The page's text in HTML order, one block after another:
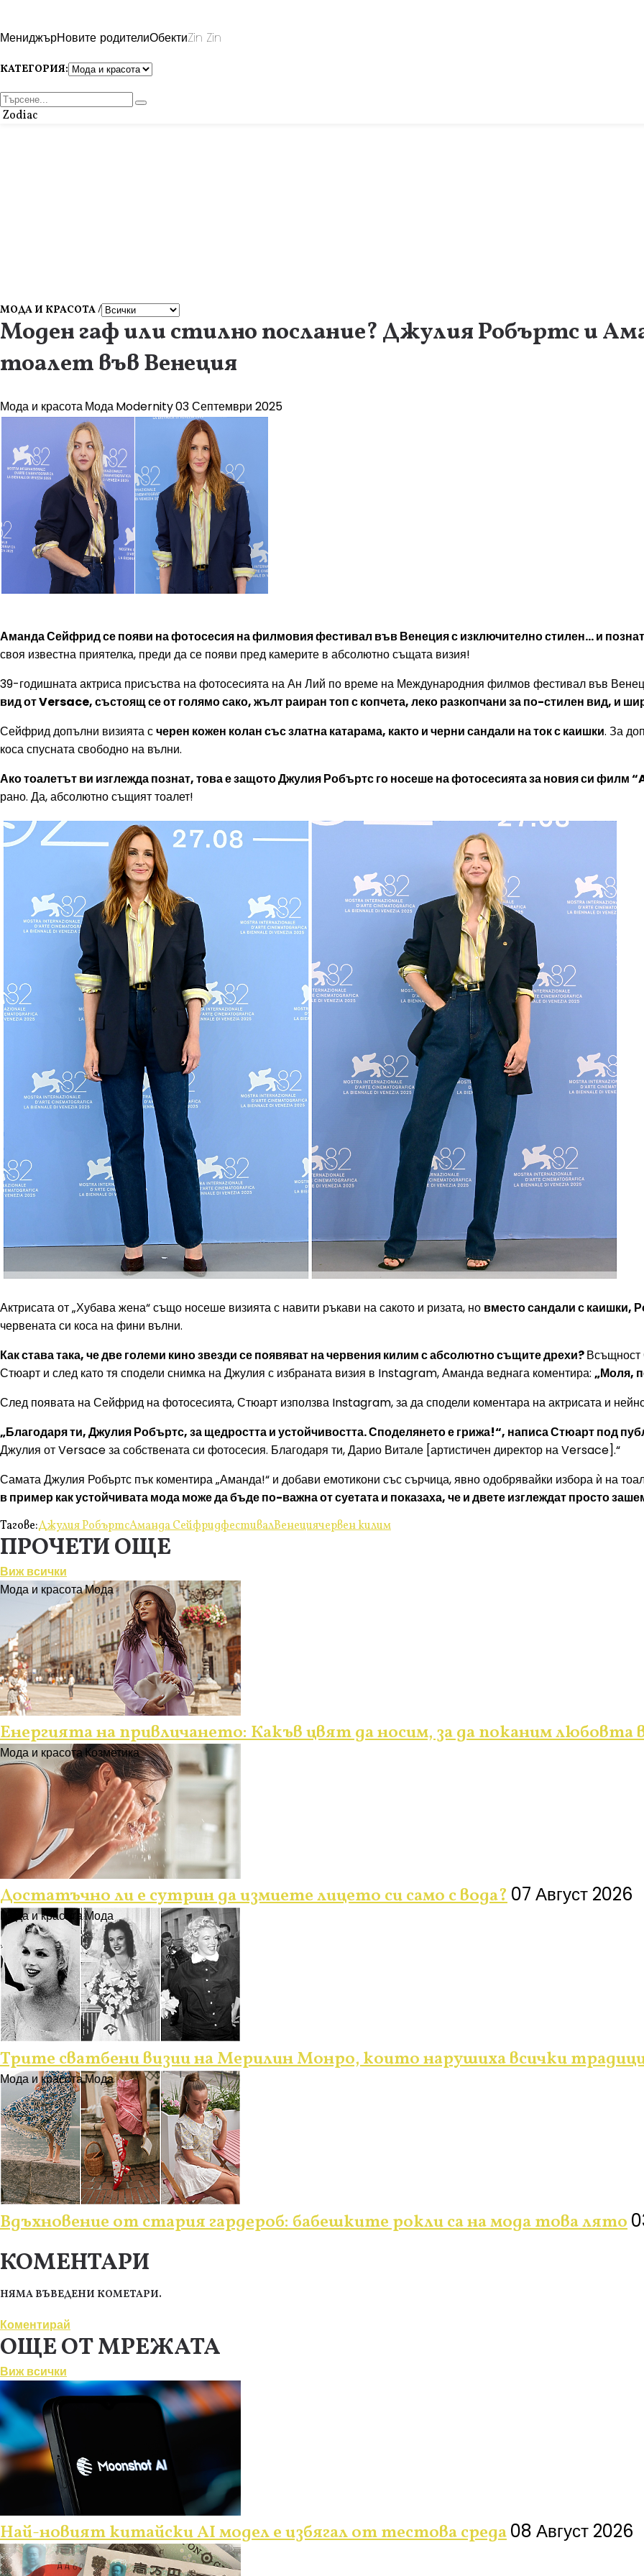
МениджърНовите родителиОбектиZin Zin
КАТЕГОРИЯ:
Zodiac
МОДА И КРАСОТА /
Моден гаф или стилно послание? Джулия Робъртс и
тоалет във Венеция
Мода и красотаМодаModernity03 Септември 2025
Аманда Сейфрид се появи на фотосесия на филмовия фестивал във Венеция с изключително стилен… и
своя известна приятелка, преди да се появи пред камерите в абсолютно същата визия!
39-годишната актриса присъства на фотосесията на Ан Лий по време на Международния филмов фестивал във
вид от Versace, състоящ се от голямо сако, жълт раиран топ с копчета, леко разкопчани за по-стилен вид, и
Сейфрид допълни визията счерен кожен колан със златна катарама, както и черни сандали на ток с каишки. За
коса спусната свободно на вълни.
Ако тоалетът ви изглежда познат, това е защото Джулия Робъртс го носеше на фотосесията за новия си филм
рано. Да, абсолютно същият тоалет!
Актрисата от „Хубава жена“ също носеше визията с навити ръкави на сакото и ризата, но вместо сандали с каишки,
червената си коса на фини вълни.
Как става така, че две големи кино звезди се появяват на червения килим с абсолютно същите дрехи?Всъщност
Стюарт и след като тя сподели снимка на Джулия с избраната визия в Instagram, Аманда веднага коментира: „Моля,
След появата на Сейфрид на фотосесията, Стюарт използва Instagram, за да сподели коментара на актрисата и
„Благодаря ти, Джулия Робъртс, за щедростта и устойчивостта. Споделянето е грижа!“, написа Стюарт под
Джулия от Versace за собствената си фотосесия. Благодаря ти, Дарио Витале [артистичен директор на Versace].“
Самата Джулия Робъртс пък коментира „Аманда!“ и добави емотикони със сърчица, явно одобрявайки избора ѝ на
в пример как устойчивата мода може да бъде по-важна от суетата и показаха, че и двете изглеждат просто
Тагове:Джулия РобъртсАманда СейфридфестивалВенециячервен килим
ПРОЧЕТИ ОЩЕ
Виж всички
Мода и красотаМода
Енергията на привличането: Какъв цвят да носим, за да поканим любовта
Мода и красотаКозметика
Достатъчно ли е сутрин да измиете лицето си само с вода?07 Август 2026
Мода и красотаМода
Трите сватбени визии на Мерилин Монро, които нарушиха всички
Мода и красотаМода
Вдъхновение от стария гардероб: бабешките рокли са на мода това лято
КОМЕНТАРИ
НЯМА ВЪВЕДЕНИ КОМЕТАРИ.
Коментирай
ОЩЕ ОТ МРЕЖАТА
Виж всички
Най-новият китайски AI модел е избягал от тестова среда08 Август 2026